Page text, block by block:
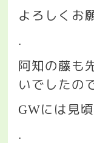
よろしくお
.
阿知の藤も
いでしたの
GWには見
.